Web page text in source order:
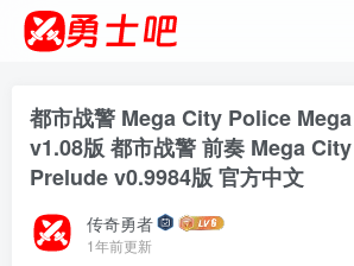
都市战警 Mega City Police
v1.08版 都市战警 前奏 Mega
Prelude v0.9984版 官方中文
传奇勇者
1年前更新